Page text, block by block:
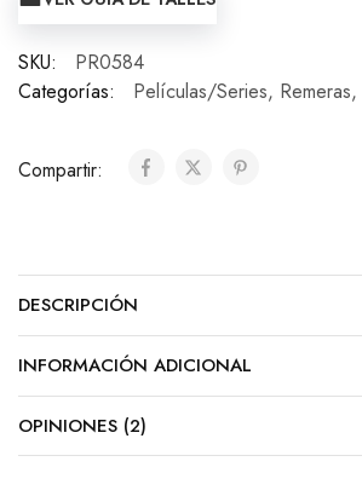
SKU:
PR0584
Categorías:
Películas/Series, Remeras,
Compartir:
DESCRIPCIÓN
INFORMACIÓN ADICIONAL
OPINIONES (2)